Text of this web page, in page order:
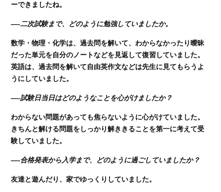
ーできましたね。
—-二次試験まで、どのように勉強していましたか。
数学・物理・化学は、過去問を解いて、わからなかったり曖昧
だった単元を自分のノートなどを見返して復習していました。
英語は、過去問を解いて自由英作文などは先生に見てもらうよ
うにしていました。
—-試験日当日はどのようなことを心がけましたか？
わからない問題があっても焦らないように心がけていました。
きちんと解ける問題をしっかり解ききることを第一に考えて受
験していました。
—-合格発表から入学まで、どのように過ごしていましたか？
友達と遊んだり、家でゆっくりしていました。